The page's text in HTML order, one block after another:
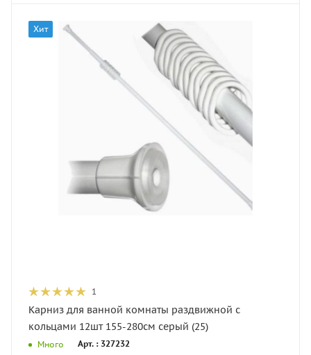
Хит
1
Карниз для ванной комнаты раздвижной с
кольцами 12шт 155-280см серый (25)
Много Арт. : 327232